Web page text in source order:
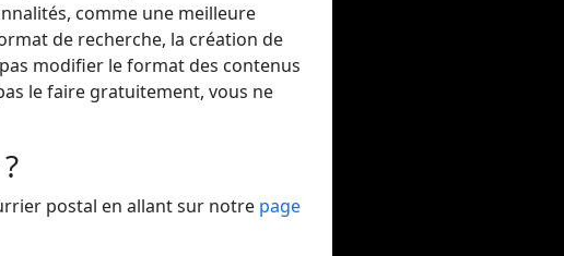
comme une meilleure
de recherche, la création de
modifier le format des contenus
le faire gratuitement, vous ne
postal en allant sur notre page